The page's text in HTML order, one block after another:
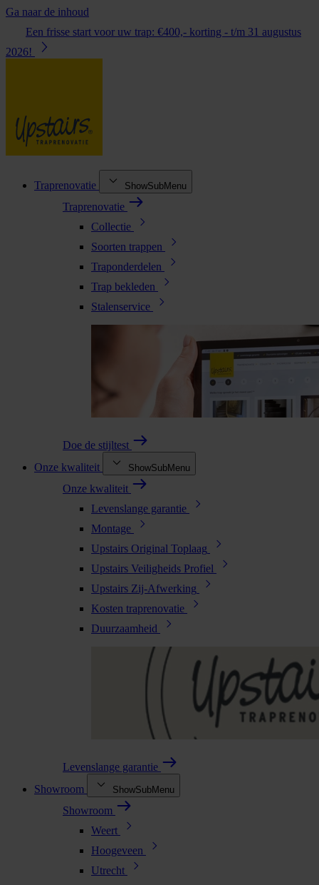
Ga naar de inhoud
Een frisse start voor uw trap: €400,- korting - t/m 31 augustus
2026!
Traprenovatie ShowSubMenu
Traprenovatie
Collectie
Soorten trappen
Traponderdelen
Trap bekleden
Stalenservice
Doe de stijltest
Onze kwaliteit
ShowSubMenu
Onze kwaliteit
Levenslange garantie
Montage
Upstairs Original Toplaag
Upstairs Veiligheids Profiel
Upstairs Zij-Afwerking
Kosten traprenovatie
Duurzaamheid
Levenslange garantie
Showroom
ShowSubMenu
Showroom
Weert
Hoogeveen
Utrecht